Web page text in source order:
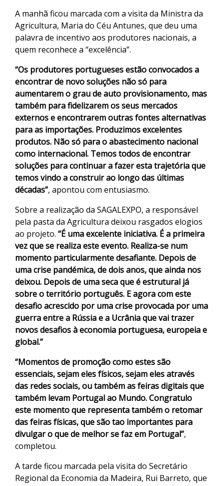
A manhã ficou marcada com a visita da Ministra da
Agricultura, Maria do Céu Antunes, que deu uma
palavra de incentivo aos produtores nacionais, a
quem reconhece a “excelência”.
“Os produtores portugueses estão convocados a
encontrar de novo soluções não só para
aumentarem o grau de auto provisionamento, mas
também para fidelizarem os seus mercados
externos e encontrarem outras fontes alternativas
para as importações. Produzimos excelentes
produtos. Não só para o abastecimento nacional
como internacional. Temos todos de encontrar
soluções para continuar a fazer esta trajetória que
temos vindo a construir ao longo das últimas
décadas”, apontou com entusiasmo.
Sobre a realização da SAGALEXPO, a responsável
pela pasta da Agricultura deixou rasgados elogios
ao projeto. “É uma excelente iniciativa. É a primeira
vez que se realiza este evento. Realiza-se num
momento particularmente desafiante. Depois de
uma crise pandémica, de dois anos, que ainda nos
deixou. Depois de uma seca que é estrutural já
sobre o território português. E agora com este
desafio acrescido por uma crise provocada por uma
guerra entre a Rússia e a Ucrânia que vai trazer
novos desafios à economia portuguesa, europeia e
global.”
“Momentos de promoção como estes são
essenciais, sejam eles físicos, sejam eles através
das redes sociais, ou também as feiras digitais que
também levam Portugal ao Mundo. Congratulo
este momento que representa também o retomar
das feiras físicas, que são tao importantes para
divulgar o que de melhor se faz em Portugal”,
completou.
A tarde ficou marcada pela visita do Secretário
Regional da Economia da Madeira, Rui Barreto, que